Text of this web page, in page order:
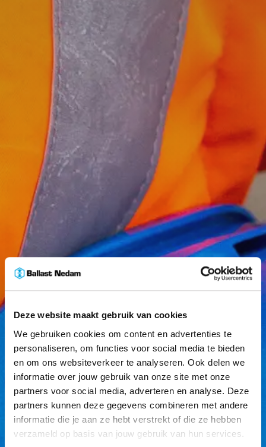
Deze website maakt gebruik van cookies
We gebruiken cookies om content en advertenties te
personaliseren, om functies voor social media te bieden
en om ons websiteverkeer te analyseren. Ook delen we
informatie over jouw gebruik van onze site met onze
partners voor social media, adverteren en analyse. Deze
partners kunnen deze gegevens combineren met andere
informatie die je aan ze hebt verstrekt of die ze hebben
verzameld op basis van jouw gebruik van hun services.